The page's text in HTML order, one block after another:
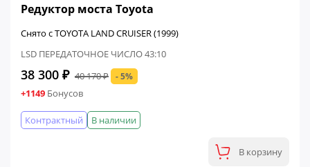
Редуктор моста Toyota
Снято с TOYOTA LAND CRUISER (1999)
LSD ПЕРЕДАТОЧНОЕ ЧИСЛО 43:10
38 300 ₽ 40 170 ₽ - 5%
+1149 Бонусов
В наличии
Контрактный
В корзину